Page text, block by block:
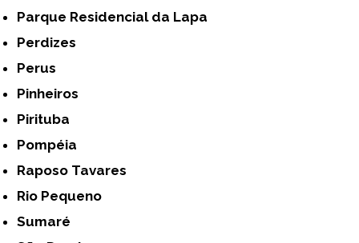
Parque Residencial da Lapa
Perdizes
Perus
Pinheiros
Pirituba
Pompéia
Raposo Tavares
Rio Pequeno
Sumaré